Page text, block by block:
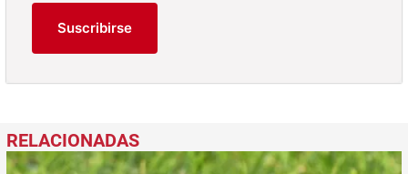
Suscribirse